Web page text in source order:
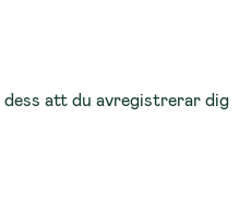
att du avregistrerar dig